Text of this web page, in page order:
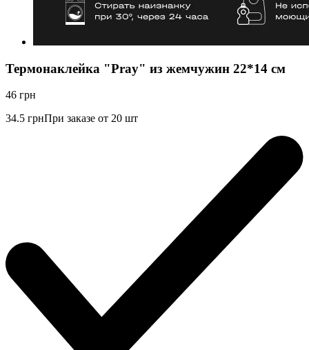
Термонаклейка "Pray" из жемчужин 22*14 см
46 грн
34.5 грнПри заказе от 20 шт